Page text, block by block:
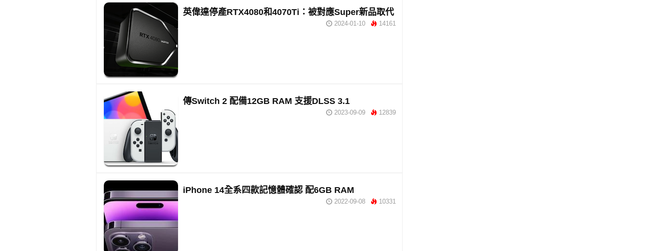
英偉達停產RTX4080和4070Ti：被對應Super新品取代
2024-01-10 14161
傳Switch 2 配備12GB RAM 支援DLSS 3.1
2023-09-09 12839
iPhone 14全系四款記憶體確認 配6GB RAM
2022-09-08 10331